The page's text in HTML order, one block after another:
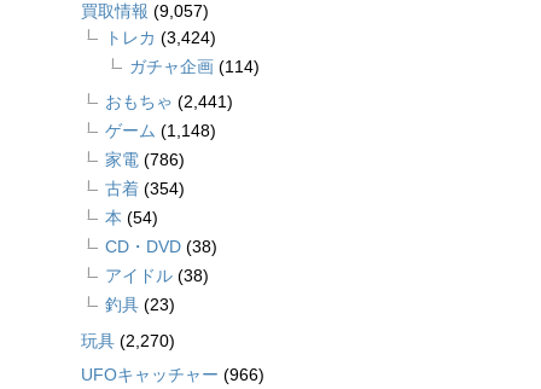
買取情報 (9,057)
トレカ (3,424)
ガチャ企画 (114)
おもちゃ (2,441)
ゲーム (1,148)
家電 (786)
古着 (354)
本 (54)
CD・DVD (38)
アイドル (38)
釣具 (23)
玩具 (2,270)
UFOキャッチャー (966)